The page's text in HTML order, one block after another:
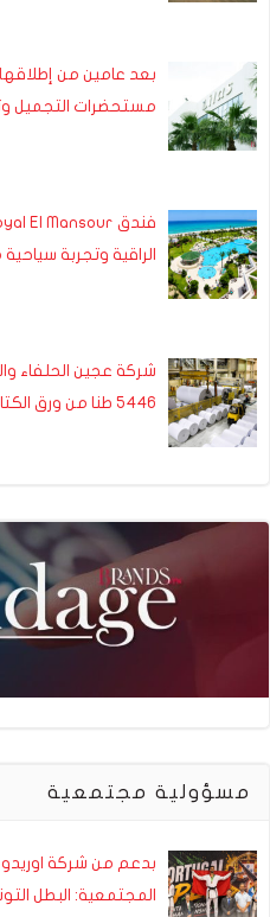
مستحضرات التجميل
الراقية وتجربة
شركة عجين الحلفاء
5446 طنا من ورق الكتاب المدرسي وتؤمّن كامل…
مسؤولية مجتمعية
بدعم من شركة
المجتمعية: البطل